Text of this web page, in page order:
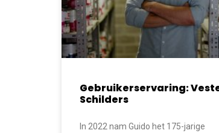
Gebruikerservaring:
Schilders
In 2022 nam Guido het 175-jarige